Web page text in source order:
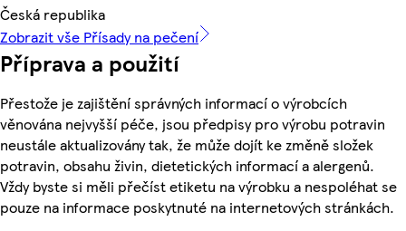
Česká republika
Zobrazit vše Přísady na pečení
Příprava a použití
Přestože je zajištění správných informací o výrobcích
věnována nejvyšší péče, jsou předpisy pro výrobu potravin
neustále aktualizovány tak, že může dojít ke změně složek
potravin, obsahu živin, dietetických informací a alergenů.
Vždy byste si měli přečíst etiketu na výrobku a nespoléhat se
pouze na informace poskytnuté na internetových stránkách.